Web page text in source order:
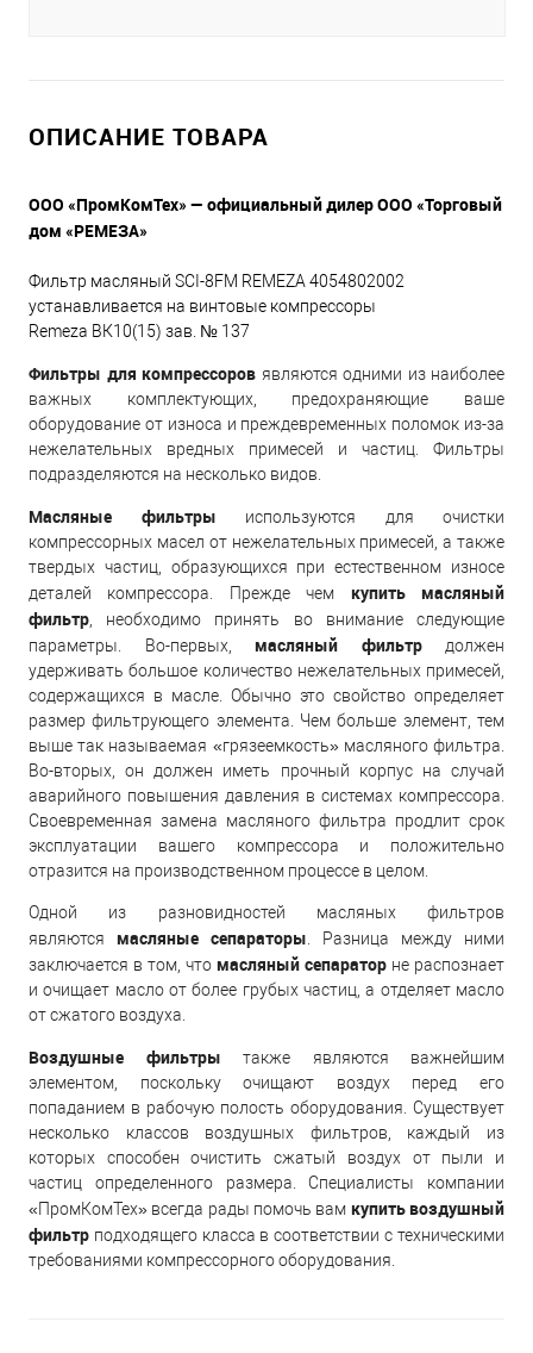
ОПИСАНИЕ ТОВАРА
ООО «ПромКомТех» — официальный дилер ООО «Торговый
дом «РЕМЕЗА»
Фильтр масляный SCI-8FM REMEZA 4054802002
устанавливается на винтовые компрессоры
Remeza ВК10(15) зав. № 137
Фильтры для компрессоров являются одними из наиболее
важных комплектующих, предохраняющие ваше
оборудование от износа и преждевременных поломок из-за
нежелательных вредных примесей и частиц. Фильтры
подразделяются на несколько видов.
Масляные фильтры используются для очистки
компрессорных масел от нежелательных примесей, а также
твердых частиц, образующихся при естественном износе
деталей компрессора. Прежде чем купить масляный
фильтр , необходимо принять во внимание следующие
параметры. Во-первых, масляный фильтрдолжен
удерживать большое количество нежелательных примесей,
содержащихся в масле. Обычно это свойство определяет
размер фильтрующего элемента. Чем больше элемент, тем
выше так называемая «грязеемкость» масляного фильтра.
Во-вторых, он должен иметь прочный корпус на случай
аварийного повышения давления в системах компрессора.
Своевременная замена масляного фильтра продлит срок
эксплуатации вашего компрессора и положительно
отразится на производственном процессе в целом.
Одной из разновидностей масляных фильтров
являются масляные сепараторы . Разница между ними
заключается в том, что масляный сепаратор не распознает
и очищает масло от более грубых частиц, а отделяет масло
от сжатого воздуха.
Воздушные фильтры также являются важнейшим
элементом, поскольку очищают воздух перед его
попаданием в рабочую полость оборудования. Существует
несколько классов воздушных фильтров, каждый из
которых способен очистить сжатый воздух от пыли и
частиц определенного размера. Специалисты компании
«ПромКомТех» всегда рады помочь вам купить воздушный
фильтр подходящего класса в соответствии с техническими
требованиями компрессорного оборудования.